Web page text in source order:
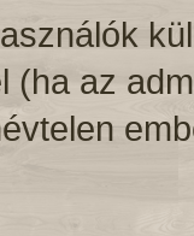
(ha az